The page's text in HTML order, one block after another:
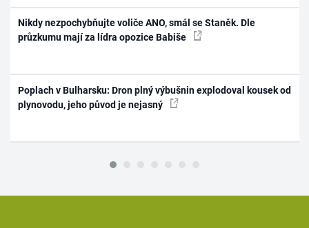
Nikdy nezpochybňujte voliče ANO, smál se Staněk. Dle
průzkumu mají za lídra opozice Babiše
Poplach v Bulharsku: Dron plný výbušnin explodoval kousek od
plynovodu, jeho původ je nejasný